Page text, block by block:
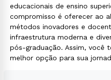
educacionais de ensino
compromisso é oferecer ao
métodos inovadores e
infraestrutura moderna e
pós-graduação. Assim, você
melhor opção para sua